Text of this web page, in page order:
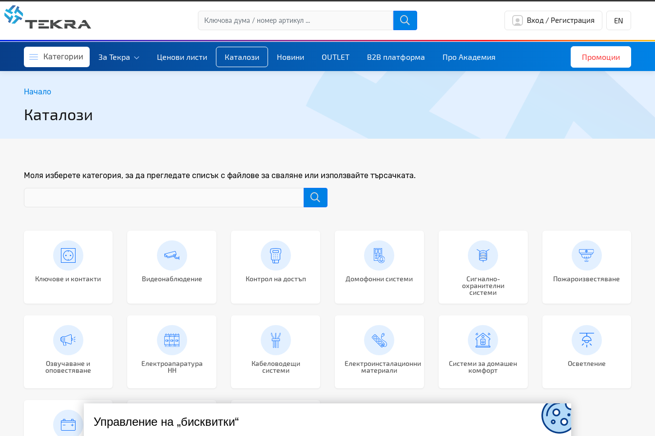
Вход / Регистрация
Управление на „бисквитки“
EN
Категории За Текра Ценови листи Каталози Новини OUTLET B2B платформа Про Академия Промоции
Начало
Каталози
Моля изберете категория, за да прегледате списък с файлове за сваляне или използвайте търсачката.
Ключове и контакти Видеонаблюдение Контрол на достъп Домофонни системи
Сигнално-
охранителни
системи
Пожароизвестяване
Озвучаване и
оповестяване
Електроапаратура
НН
Кабеловодещи
системи
Електроинсталационни
материали
Системи за домашен
комфорт
Осветление